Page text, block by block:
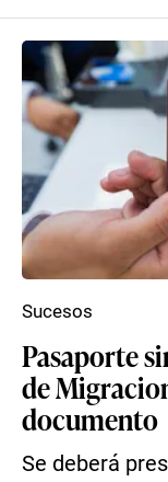
Pasaporte
de
documento
Se deberá
Sucesos